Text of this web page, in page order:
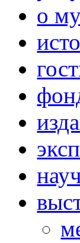
о